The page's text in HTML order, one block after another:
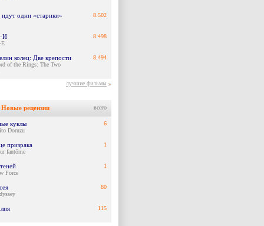
одни «старики» 8.502
8.498
колец: Две крепости
of the Rings: The Two
8.494
лучшие фильмы
Новые рецензии всего
куклы
Doruzu
6
призрака
fantôme
1
Force
1
80
115